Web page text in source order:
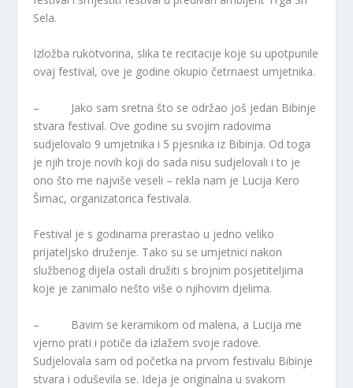
Sela.
Izložba rukotvorina, slika te recitacije koje su upotpunile
ovaj festival, ove je godine okupio četrnaest umjetnika.
– Jako sam sretna što se održao još jedan Bibinje
stvara festival. Ove godine su svojim radovima
sudjelovalo 9 umjetnika i 5 pjesnika iz Bibinja. Od toga
je njih troje novih koji do sada nisu sudjelovali i to je
ono što me najviše veseli – rekla nam je Lucija Kero
Šimac, organizatorica festivala.
Festival je s godinama prerastao u jedno veliko
prijateljsko druženje. Tako su se umjetnici nakon
službenog dijela ostali družiti s brojnim posjetiteljima
koje je zanimalo nešto više o njihovim djelima.
– Bavim se keramikom od malena, a Lucija me
vjerno prati i potiče da izlažem svoje radove.
Sudjelovala sam od početka na prvom festivalu Bibinje
stvara i oduševila se. Ideja je originalna u svakom